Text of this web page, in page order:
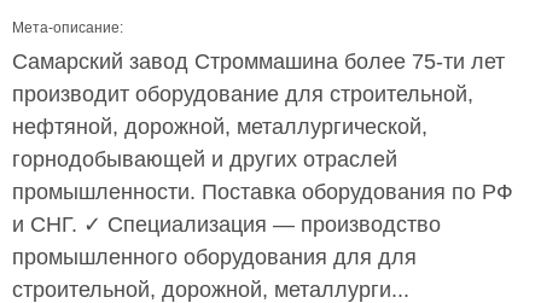
Мета-описание:
Самарский завод Строммашина более 75-ти лет
производит оборудование для строительной,
нефтяной, дорожной, металлургической,
горнодобывающей и других отраслей
промышленности. Поставка оборудования по РФ
и СНГ. ✓ Специализация — производство
промышленного оборудования для для
строительной, дорожной, металлурги...